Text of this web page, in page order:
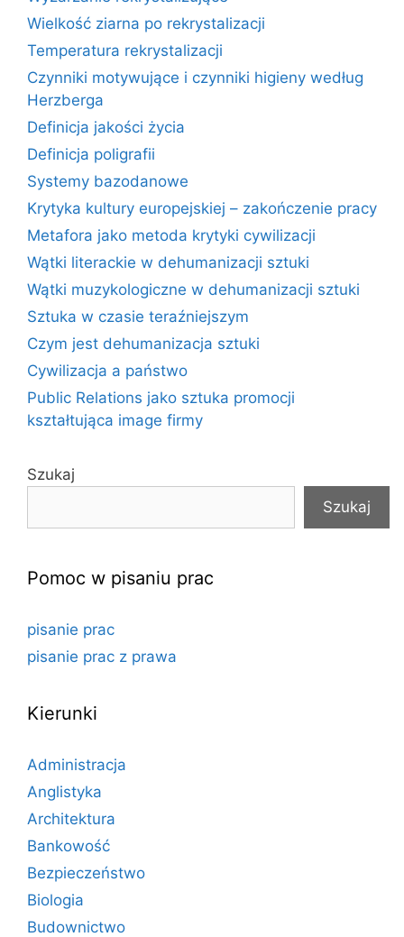
Wielkość ziarna po rekrystalizacji
Temperatura rekrystalizacji
Czynniki motywujące i czynniki higieny według
Herzberga
Definicja jakości życia
Definicja poligrafii
Systemy bazodanowe
Krytyka kultury europejskiej – zakończenie pracy
Metafora jako metoda krytyki cywilizacji
Wątki literackie w dehumanizacji sztuki
Wątki muzykologiczne w dehumanizacji sztuki
Sztuka w czasie teraźniejszym
Czym jest dehumanizacja sztuki
Cywilizacja a państwo
Public Relations jako sztuka promocji
kształtująca image firmy
Szukaj
Szukaj
Pomoc w pisaniu prac
pisanie prac
pisanie prac z prawa
Kierunki
Administracja
Anglistyka
Architektura
Bankowość
Bezpieczeństwo
Biologia
Budownictwo